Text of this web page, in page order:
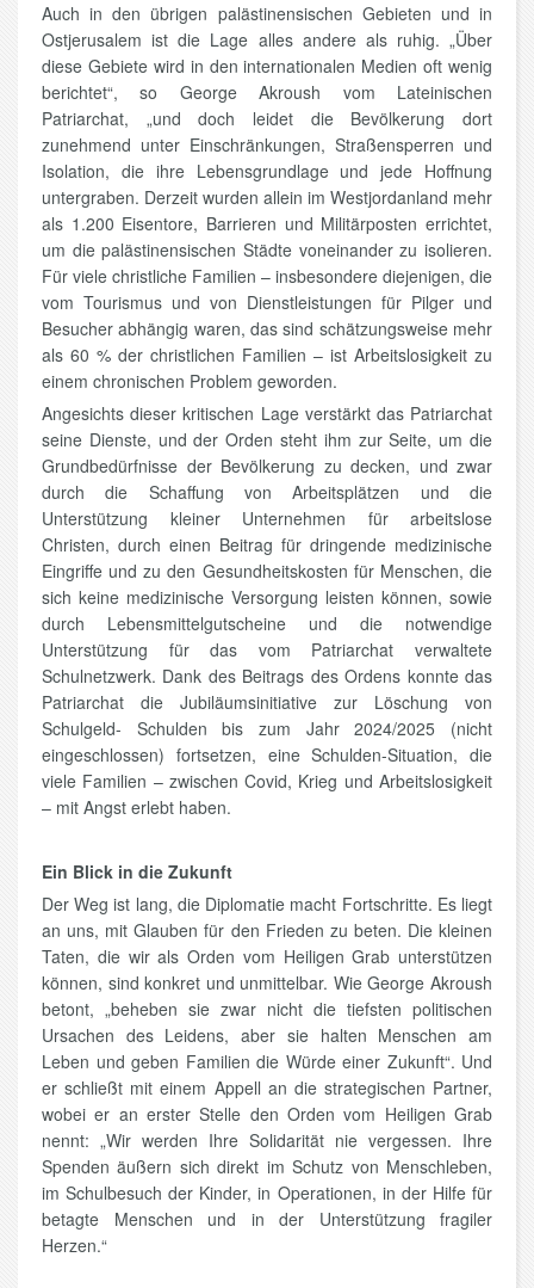
Auch in den übrigen palästinensischen Gebieten und in
Ostjerusalem ist die Lage alles andere als ruhig. „Über
diese Gebiete wird in den internationalen Medien oft wenig
berichtet“, so George Akroush vom Lateinischen
Patriarchat, „und doch leidet die Bevölkerung dort
zunehmend unter Einschränkungen, Straßensperren und
Isolation, die ihre Lebensgrundlage und jede Hoffnung
untergraben. Derzeit wurden allein im Westjordanland mehr
als 1.200 Eisentore, Barrieren und Militärposten errichtet,
um die palästinensischen Städte voneinander zu isolieren.
Für viele christliche Familien – insbesondere diejenigen, die
vom Tourismus und von Dienstleistungen für Pilger und
Besucher abhängig waren, das sind schätzungsweise mehr
als 60 % der christlichen Familien – ist Arbeitslosigkeit zu
einem chronischen Problem geworden.
Angesichts dieser kritischen Lage verstärkt das Patriarchat
seine Dienste, und der Orden steht ihm zur Seite, um die
Grundbedürfnisse der Bevölkerung zu decken, und zwar
durch die Schaffung von Arbeitsplätzen und die
Unterstützung kleiner Unternehmen für arbeitslose
Christen, durch einen Beitrag für dringende medizinische
Eingriffe und zu den Gesundheitskosten für Menschen, die
sich keine medizinische Versorgung leisten können, sowie
durch Lebensmittelgutscheine und die notwendige
Unterstützung für das vom Patriarchat verwaltete
Schulnetzwerk. Dank des Beitrags des Ordens konnte das
Patriarchat die Jubiläumsinitiative zur Löschung von
Schulgeld- Schulden bis zum Jahr 2024/2025 (nicht
eingeschlossen) fortsetzen, eine Schulden-Situation, die
viele Familien – zwischen Covid, Krieg und Arbeitslosigkeit
– mit Angst erlebt haben.
Ein Blick in die Zukunft
Der Weg ist lang, die Diplomatie macht Fortschritte. Es liegt
an uns, mit Glauben für den Frieden zu beten. Die kleinen
Taten, die wir als Orden vom Heiligen Grab unterstützen
können, sind konkret und unmittelbar. Wie George Akroush
betont, „beheben sie zwar nicht die tiefsten politischen
Ursachen des Leidens, aber sie halten Menschen am
Leben und geben Familien die Würde einer Zukunft“. Und
er schließt mit einem Appell an die strategischen Partner,
wobei er an erster Stelle den Orden vom Heiligen Grab
nennt: „Wir werden Ihre Solidarität nie vergessen. Ihre
Spenden äußern sich direkt im Schutz von Menschleben,
im Schulbesuch der Kinder, in Operationen, in der Hilfe für
betagte Menschen und in der Unterstützung fragiler
Herzen.“